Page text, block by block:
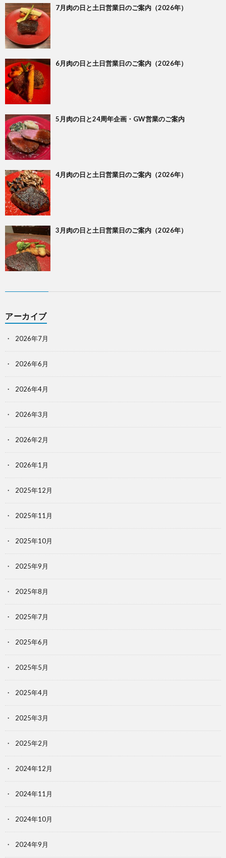
7月肉の日と土日営業日のご案内（2026年）
6月肉の日と土日営業日のご案内（2026年）
5月肉の日と24周年企画・GW営業のご案内
4月肉の日と土日営業日のご案内（2026年）
3月肉の日と土日営業日のご案内（2026年）
アーカイブ
2026年7月
2026年6月
2026年4月
2026年3月
2026年2月
2026年1月
2025年12月
2025年11月
2025年10月
2025年9月
2025年8月
2025年7月
2025年6月
2025年5月
2025年4月
2025年3月
2025年2月
2024年12月
2024年11月
2024年10月
2024年9月